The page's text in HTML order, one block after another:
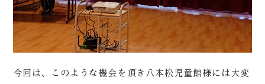
今回は、このような機会を頂き八本松児童館様には大変